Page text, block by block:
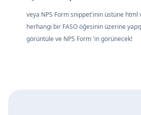
veya NPS Form snippet'inin üstüne
herhangi bir FASO öğesinin üzerine
görüntüle ve NPS Form 'in görünecek!